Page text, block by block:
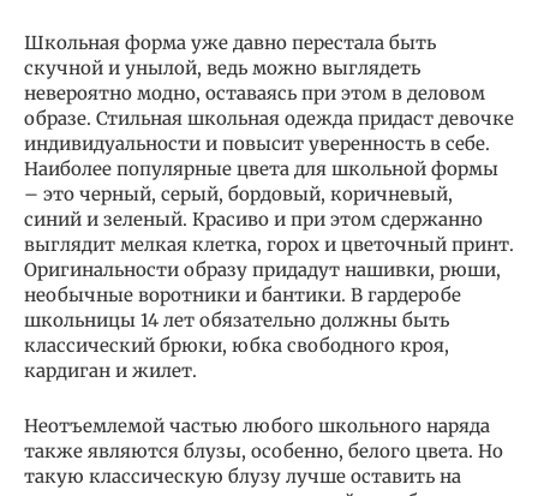
Школьная форма уже давно перестала быть
скучной и унылой, ведь можно выглядеть
невероятно модно, оставаясь при этом в деловом
образе. Стильная школьная одежда придаст девочке
индивидуальности и повысит уверенность в себе.
Наиболее популярные цвета для школьной формы
– это черный, серый, бордовый, коричневый,
синий и зеленый. Красиво и при этом сдержанно
выглядит мелкая клетка, горох и цветочный принт.
Оригинальности образу придадут нашивки, рюши,
необычные воротники и бантики. В гардеробе
школьницы 14 лет обязательно должны быть
классический брюки, юбка свободного кроя,
кардиган и жилет.
Неотъемлемой частью любого школьного наряда
также являются блузы, особенно, белого цвета. Но
такую классическую блузу лучше оставить на